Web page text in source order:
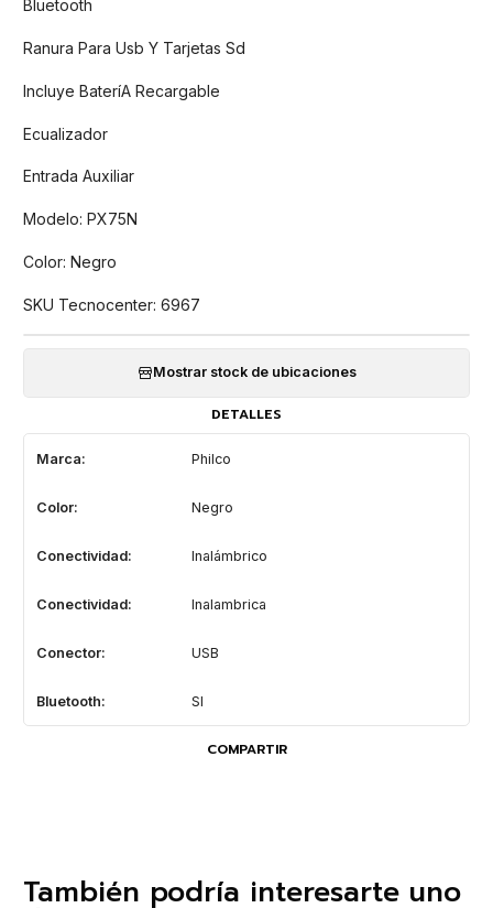
Bluetooth
Ranura Para Usb Y Tarjetas Sd
Incluye BateríA Recargable
Ecualizador
Entrada Auxiliar
Modelo: PX75N
Color: Negro
SKU Tecnocenter: 6967
Mostrar stock de ubicaciones
DETALLES
Marca: Philco
Color: Negro
Conectividad: Inalámbrico
Conectividad: Inalambrica
Conector: USB
Bluetooth: SI
COMPARTIR
También podría interesarte uno